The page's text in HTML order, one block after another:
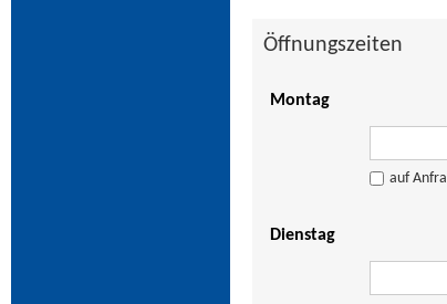
Öffnungszeiten
Montag
auf
Dienstag